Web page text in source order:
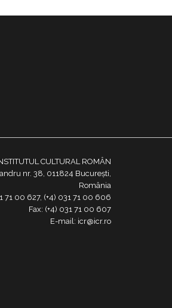
CULTURAL ROMÂN
nr. 38, 011824 București,
România
71 00 627, (+4) 031 71 00 606
Fax: (+4) 031 71 00 607
E-mail: icr@icr.ro